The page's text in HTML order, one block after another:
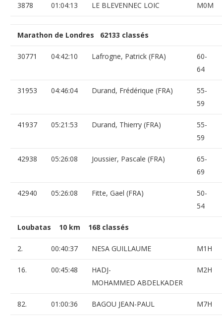
3878 01:04:13 LE BLEVENNEC LOIC M0M
Marathon de Londres 62133 classés
30771 04:42:10 Lafrogne, Patrick (FRA)
60-
64
31953 04:46:04 Durand, Frédérique (FRA)
55-
59
41937 05:21:53 Durand, Thierry (FRA)
55-
59
42938 05:26:08 Joussier, Pascale (FRA)
65-
69
42940 05:26:08 Fitte, Gael (FRA)
50-
54
Loubatas 10 km 168 classés
2. 00:40:37 NESA GUILLAUME M1H
16. 00:45:48
HADJ-
MOHAMMED ABDELKADER
M2H
82. 01:00:36 BAGOU JEAN-PAUL M7H